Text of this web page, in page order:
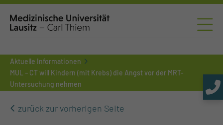
Aktuelle Informationen
MUL – CT will Kindern (mit Krebs) die Angst vor der MRT-
Untersuchung nehmen
zurück zur vorherigen Seite